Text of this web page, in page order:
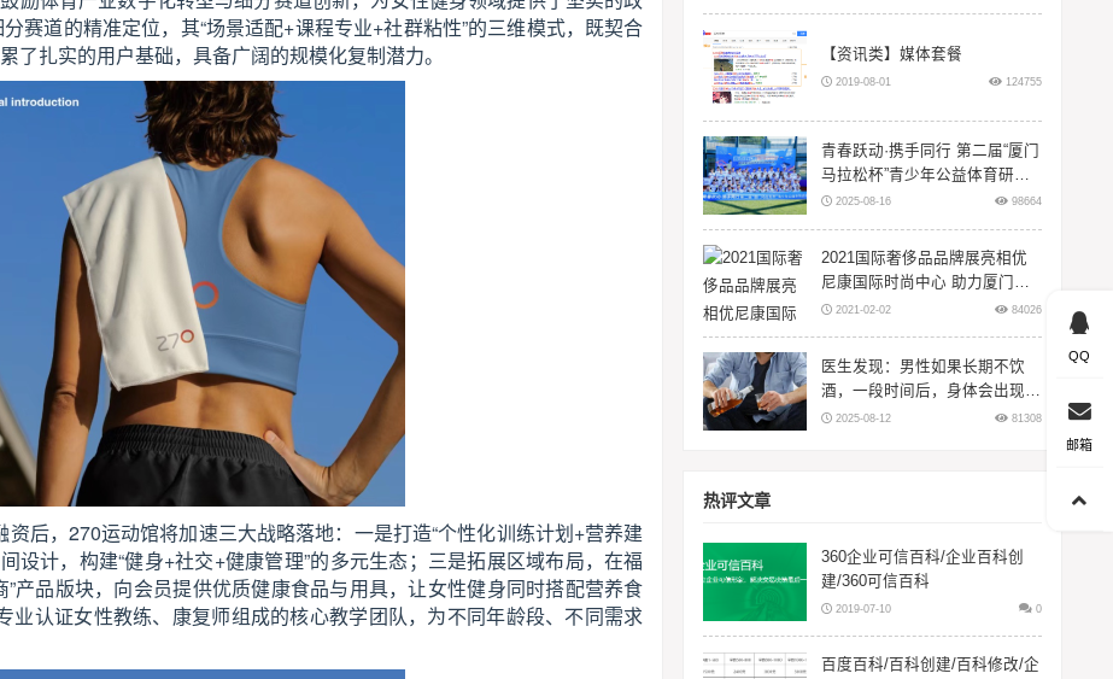
赛道的精准定位，其“场景适配+课程专业+社群粘性”的三维模式，既契合
了扎实的用户基础，具备广阔的规模化复制潜力。
后，270运动馆将加速三大战略落地：一是打造“个性化训练计划+营养建
设计，构建“健身+社交+健康管理”的多元生态；三是拓展区域布局，在福
产品版块，向会员提供优质健康食品与用具，让女性健身同时搭配营养食
认证女性教练、康复师组成的核心教学团队，为不同年龄段、不同需求
【资讯类】媒体套餐
2019-08-01 124755
青春跃动·携手同行 第二届“厦门
马拉松杯”青少年公益体育研学
活动在翔安大嶝岛扬帆！
2025-08-16 98664
2021国际奢侈品品牌展亮相优
尼康国际时尚中心 助力厦门时
尚升级
2021-02-02 84026
医生发现：男性如果长期不饮
酒，一段时间后，身体会出现5
大变化
2025-08-12 81308
热评文章
360企业可信百科/企业百科创
建/360可信百科
2019-07-10 0
百度百科/百科创建/百科修改/企
QQ
邮箱